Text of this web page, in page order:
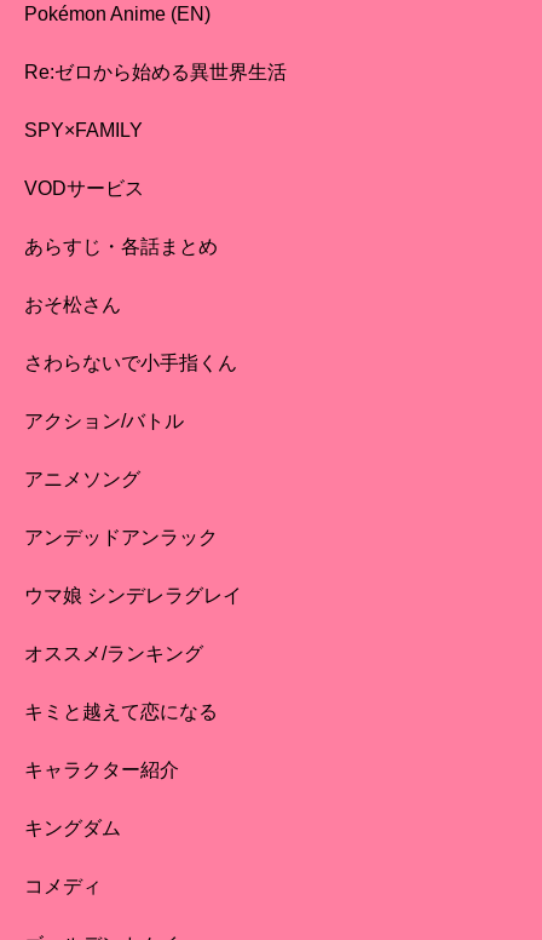
Pokémon Anime (EN)
Re:ゼロから始める異世界生活
SPY×FAMILY
VODサービス
あらすじ・各話まとめ
おそ松さん
さわらないで小手指くん
アクション/バトル
アニメソング
アンデッドアンラック
ウマ娘 シンデレラグレイ
オススメ/ランキング
キミと越えて恋になる
キャラクター紹介
キングダム
コメディ